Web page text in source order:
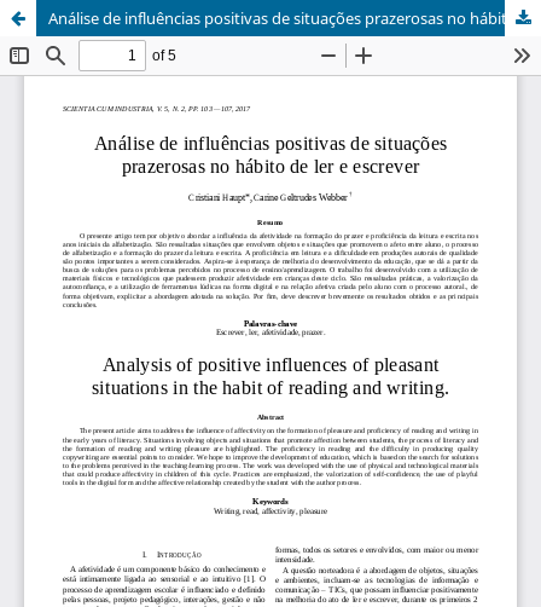
Análise de influências positivas de situações prazerosas no hábito de ler e escrever